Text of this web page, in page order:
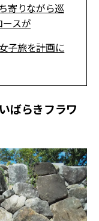
寄りながら巡
ースが
子旅を計画に
ばらきフラワ